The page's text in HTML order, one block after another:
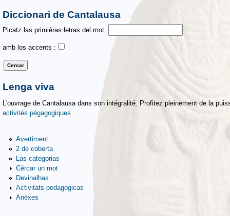
Diccionari de Cantalausa
Picatz las primièras letras del mot.
amb los accents :
Lenga viva
L'ouvrage de Cantalausa dans son intégralité. Profitez pleinement de la
activités pégagogiques
Avertiment
2 de coberta
Las categorias
Cèrcar un mot
Devinalhas
Activitats pedagogicas
Anèxes